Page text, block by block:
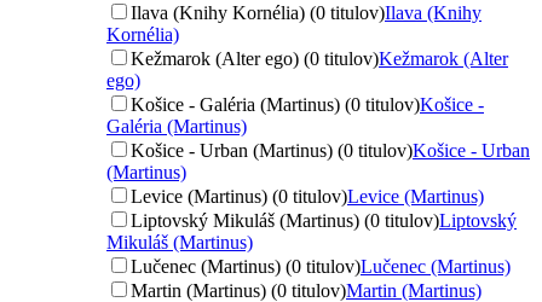
Ilava (Knihy Kornélia) (0 titulov)Ilava (Knihy
Kornélia)
Kežmarok (Alter ego) (0 titulov)Kežmarok (Alter
ego)
Košice - Galéria (Martinus) (0 titulov)Košice -
Galéria (Martinus)
Košice - Urban (Martinus) (0 titulov)Košice - Urban
(Martinus)
Levice (Martinus) (0 titulov)Levice (Martinus)
Liptovský Mikuláš (Martinus) (0 titulov)Liptovský
Mikuláš (Martinus)
Lučenec (Martinus) (0 titulov)Lučenec (Martinus)
Martin (Martinus) (0 titulov)Martin (Martinus)